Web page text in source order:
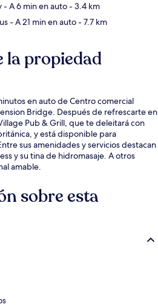
- A 6 min en auto- 3.4 km
- A 21 min en auto- 7.7 km
la propiedad
en auto de Centro comercial
Bridge. Después de refrescarte en
Pub & Grill, que te deleitará con
y está disponible para
sus amenidades y servicios destacan
y su tina de hidromasaje. A otros
amable.
sobre esta